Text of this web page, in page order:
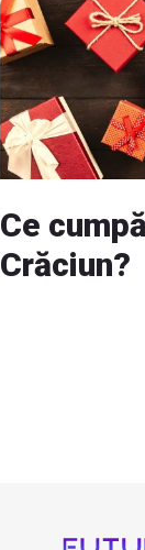
Ce
Crăciun?